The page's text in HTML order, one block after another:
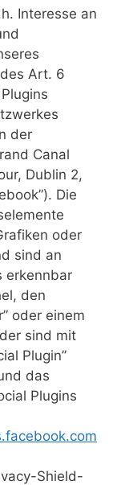
Interesse an
Art. 6
der
Canal
Dublin 2,
Die
oder
sind an
erkennbar
den
oder einem
sind mit
Plugin”
das
Plugins
Shield-